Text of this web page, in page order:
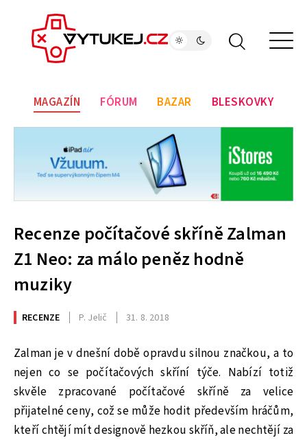
MAGAZÍN FÓRUM BAZAR BLESKOVKY
Recenze počítačové skříně Zalman
Z1 Neo: za málo peněz hodně
muziky
RECENZE P. Jelič 31. 8. 2018
Zalman je v dnešní době opravdu silnou značkou, a to
nejen co se počítačových skříní týče. Nabízí totiž
skvěle zpracované počítačové skříně za velice
přijatelné ceny, což se může hodit především hráčům,
kteří chtějí mít designově hezkou skříň, ale nechtějí za